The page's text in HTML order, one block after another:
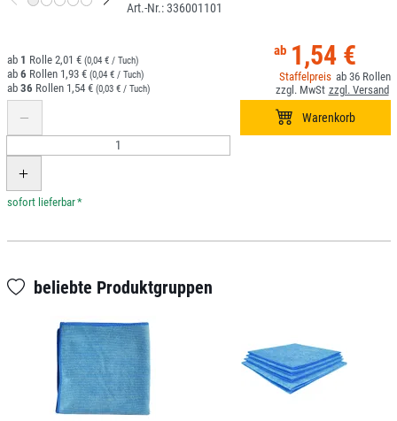
336001101
1,54 €
36
1 2,01 € (0,04 € / Tuch)
6 1,93 € (0,04 € / Tuch)
36 1,54 € (0,03 € / Tuch)
*
beliebte Produktgruppen